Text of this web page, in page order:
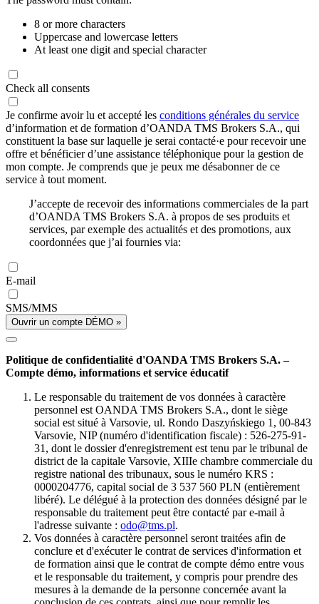
8 or more characters
Uppercase and lowercase letters
At least one digit and special character
Check all consents
Je confirme avoir lu et accepté les conditions générales du service
d’information et de formation d’OANDA TMS Brokers S.A., qui
constituent la base sur laquelle je serai contacté·e pour recevoir une
offre et bénéficier d’une assistance téléphonique pour la gestion de
mon compte. Je comprends que je peux me désabonner de ce
service à tout moment.
J’accepte de recevoir des informations commerciales de la part
d’OANDA TMS Brokers S.A. à propos de ses produits et
services, par exemple des actualités et des promotions, aux
coordonnées que j’ai fournies via:
E-mail
SMS/MMS
Ouvrir un compte DÉMO »
Politique de confidentialité d'OANDA TMS Brokers S.A. –
Compte démo, informations et service éducatif
Le responsable du traitement de vos données à caractère
personnel est OANDA TMS Brokers S.A., dont le siège
social est situé à Varsovie, ul. Rondo Daszyńskiego 1, 00-843
Varsovie, NIP (numéro d'identification fiscale) : 526-275-91-
31, dont le dossier d'enregistrement est tenu par le tribunal de
district de la capitale Varsovie, XIIIe chambre commerciale du
registre national des tribunaux, sous le numéro KRS :
0000204776, capital social de 3 537 560 PLN (entièrement
libéré). Le délégué à la protection des données désigné par le
responsable du traitement peut être contacté par e-mail à
l'adresse suivante : odo@tms.pl.
Vos données à caractère personnel seront traitées afin de
conclure et d'exécuter le contrat de services d'information et
de formation ainsi que le contrat de compte démo entre vous
et le responsable du traitement, y compris pour prendre des
mesures à la demande de la personne concernée avant la